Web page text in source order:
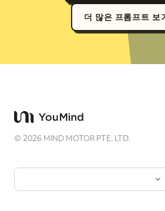
더 많은 프롬프트 보
©2026 MIND MOTOR PTE. LTD.